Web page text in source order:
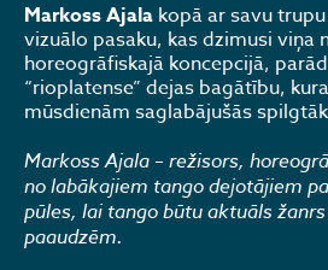
Markoss Ajala kopā ar savu
vizuālo pasaku, kas dzimusi viņa
horeogrāfiskajā koncepcijā,
“rioplatense” dejas bagātību,
mūsdienām saglabājušās
Markoss Ajala – režisors,
no labākajiem tango dejotājiem
pūles, lai tango būtu aktuāls
paaudzēm.